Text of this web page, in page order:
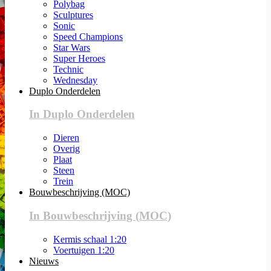
Polybag
Sculptures
Sonic
Speed Champions
Star Wars
Super Heroes
Technic
Wednesday
Duplo Onderdelen
In Duplo Onderdelen
Dieren
Overig
Plaat
Steen
Trein
Bouwbeschrijving (MOC)
In Bouwbeschrijving (MOC)
Kermis schaal 1:20
Voertuigen 1:20
Nieuws